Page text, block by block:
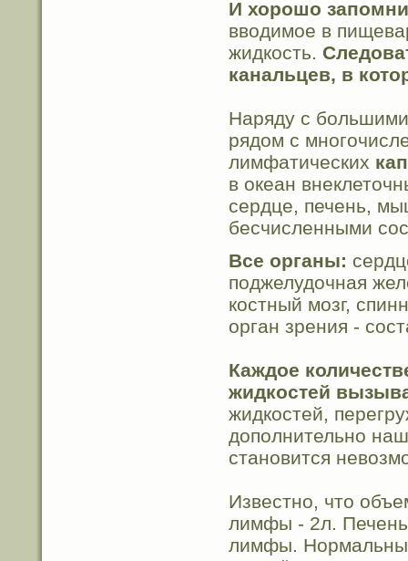
И хорошо
вводимое в
жидкость.
канальцев, в
Наряду с
рядом с
лимфатических
в океан
сердце, печень,
бесчисленными
Все органы:
поджелудочная
костный мозг,
орган зрения -
Каждое
жидкостей
жидкостей,
дополнительно
становится
Известно, что
лимфы - 2л. Печень
лимфы.